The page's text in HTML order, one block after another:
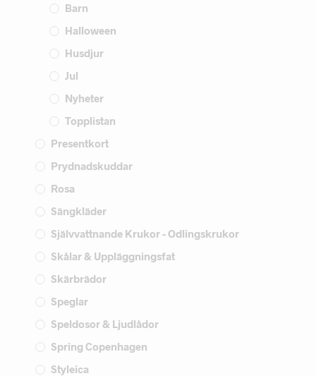
Barn
Halloween
Husdjur
Jul
Nyheter
Topplistan
Presentkort
Prydnadskuddar
Rosa
Sängkläder
Självvattnande Krukor - Odlingskrukor
Skålar & Uppläggningsfat
Skärbrädor
Speglar
Speldosor & Ljudlådor
Spring Copenhagen
Styleica